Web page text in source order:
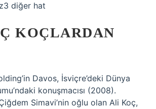
diğer hat
KOÇLARDAN
Davos, İsviçre’deki Dünya
konuşmacısı (2008).
Simavi’nin oğlu olan Ali Koç,